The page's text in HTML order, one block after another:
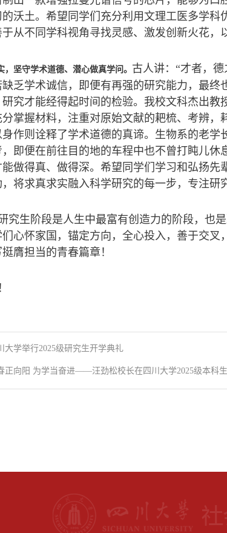
的沃土。希望同学们充分利用文理工医多学
从不同学科视角寻找灵感、激发创新火花，
，坚守学术道德、潜心做真学问。 古人讲：“才者，
乏学术诚信，即便有再强的研究能力，最
究才能经得起时间的检验。我校文科杰出
掌握材料，注重对原始文献的耙梳、考辨，
作则诠释了学术道德的真谛。生物系的老
即便在前往目的地的车程中也不曾打盹儿
做得真、做得深。希望同学们学习和弘扬
将求真求实融入科学研究的每一步，专注研
究生阶段是人生中最富有创造力的阶段，也
心怀家国，锚定方向，全心投入，善于交
膺担当的青春篇章！
大学举行2025级研究生开学典礼
正向阳 为学当奋进——汪劲松校长在四川大学2025级本科